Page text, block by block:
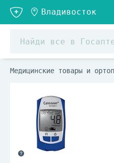
Медицинские товары и